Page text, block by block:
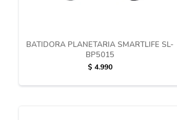
BATIDORA PLANETARIA SMARTLIFE SL-
BP5015
$ 4.990